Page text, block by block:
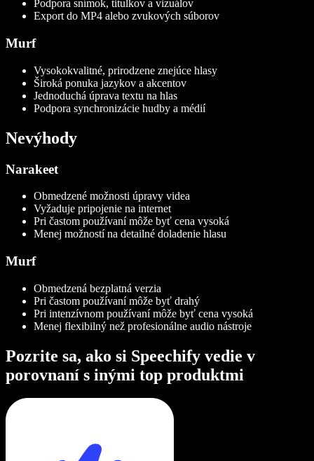
Podpora snímok, titulkov a vizuálov
Export do MP4 alebo zvukových súborov
Murf
Vysokokvalitné, prirodzene znejúce hlasy
Široká ponuka jazykov a akcentov
Jednoduchá úprava textu na hlas
Podpora synchronizácie hudby a médií
Nevýhody
Narakeet
Obmedzené možnosti úpravy videa
Vyžaduje pripojenie na internet
Pri častom používaní môže byť cena vysoká
Menej možností na detailné doladenie hlasu
Murf
Obmedzená bezplatná verzia
Pri častom používaní môže byť drahý
Pri intenzívnom používaní môže byť cena vysoká
Menej flexibilný než profesionálne audio nástroje
Pozrite sa, ako si Speechify vedie v
porovnaní s inými top produktmi